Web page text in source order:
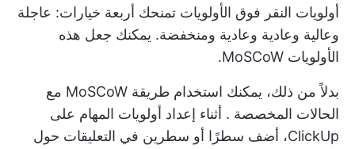
أولويات النقر فوق الأولويات تمنحك أربعة خيارات: عاجلة
وعالية وعادية وعادية ومنخفضة. يمكنك جعل هذه
الأولويات MoSCoW.
بدلاً من ذلك، يمكنك استخدام طريقة MoSCoW مع
الحالات المخصصة . أثناء إعداد أولويات المهام على
ClickUp، أضف سطرًا أو سطرين في التعليقات حول